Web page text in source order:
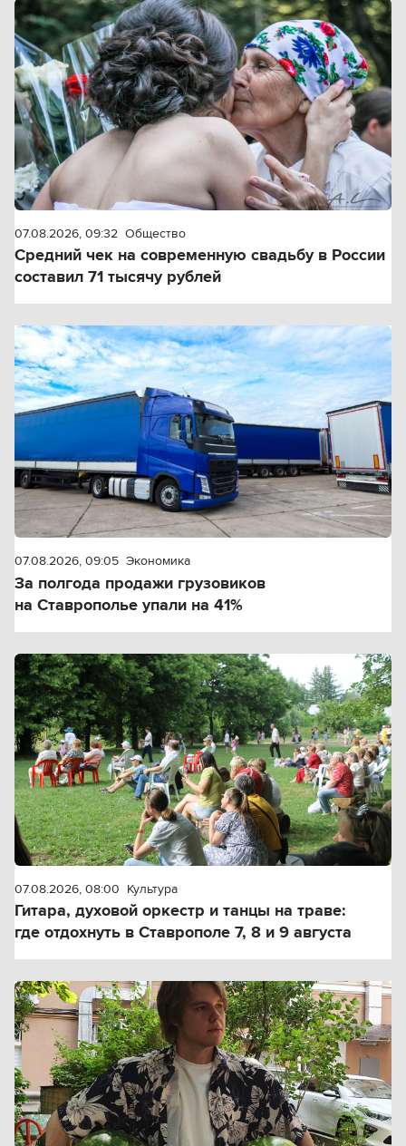
07.08.2026, 09:32 Общество
Средний чек на современную свадьбу в России
составил 71 тысячу рублей
07.08.2026, 09:05 Экономика
За полгода продажи грузовиков
на Ставрополье упали на 41%
07.08.2026, 08:00 Культура
Гитара, духовой оркестр и танцы на траве:
где отдохнуть в Ставрополе 7, 8 и 9 августа